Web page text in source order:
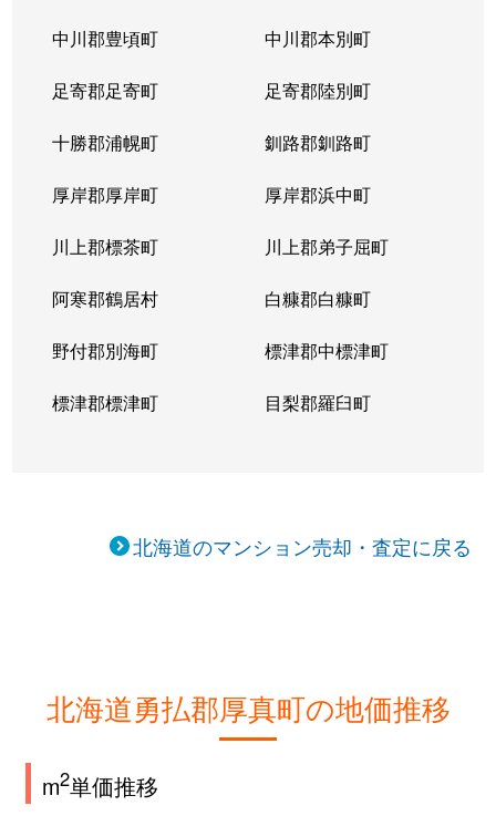
中川郡豊頃町 中川郡本別町
足寄郡足寄町 足寄郡陸別町
十勝郡浦幌町 釧路郡釧路町
厚岸郡厚岸町 厚岸郡浜中町
川上郡標茶町 川上郡弟子屈町
阿寒郡鶴居村 白糠郡白糠町
野付郡別海町 標津郡中標津町
標津郡標津町 目梨郡羅臼町
北海道のマンション売却・査定に戻る
北海道勇払郡厚真町の地価推移
m2単価推移